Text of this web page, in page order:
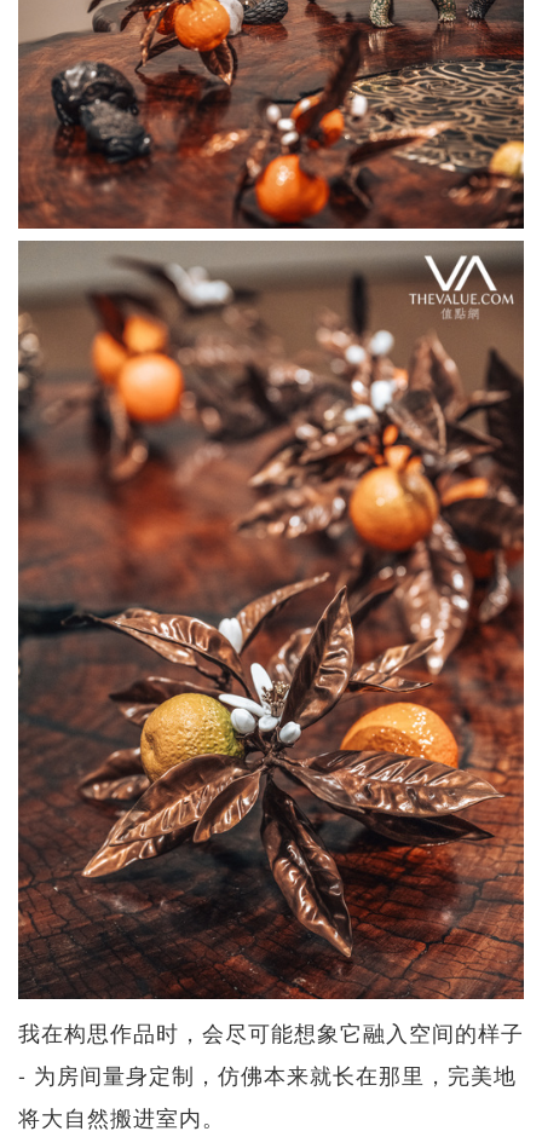
我在构思作品时，会尽可能想象它融入空间的样子
- 为房间量身定制，仿佛本来就长在那里，完美地
将大自然搬进室内。